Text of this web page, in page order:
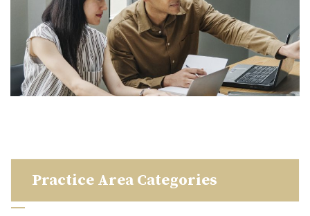
Practice Area Categories